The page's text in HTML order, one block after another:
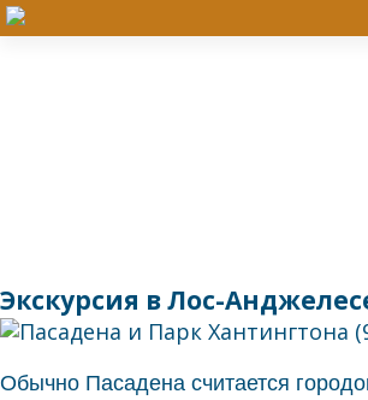
Экскурсия в Лос-
Обычно Пасадена считается